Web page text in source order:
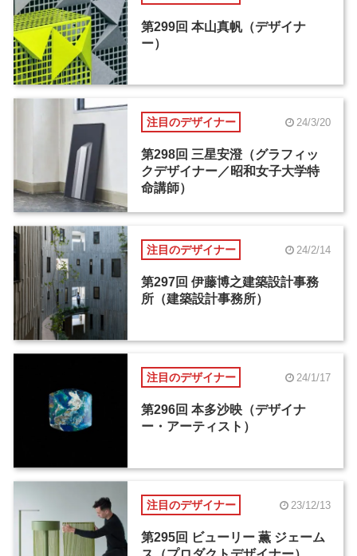
第299回 本山真帆（デザイナ
ー）
注目のデザイナー 24/3/20
第298回 三星安澄（グラフィッ
クデザイナー／昭和女子大学特
命講師）
注目のデザイナー 24/2/14
第297回 伊藤博之建築設計事務
所（建築設計事務所）
注目のデザイナー 24/1/17
第296回 本多沙映（デザイナ
ー・アーティスト）
注目のデザイナー 23/12/13
第295回 ビューリー 薫 ジェーム